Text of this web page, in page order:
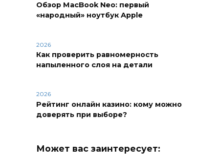
Обзор MacBook Neo: первый
«народный» ноутбук Apple
2026
Как проверить равномерность
напыленного слоя на детали
2026
Рейтинг онлайн казино: кому можно
доверять при выборе?
Может вас заинтересует: